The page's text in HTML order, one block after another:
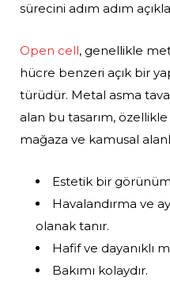
sürecini adım adım
Open cell, genellikle
hücre benzeri açık bir
türüdür. Metal asma
alan bu tasarım,
mağaza ve kamusal
Estetik bir
Havalandırma ve
olanak tanır.
Hafif ve dayanıklı
Bakımı kolaydır.